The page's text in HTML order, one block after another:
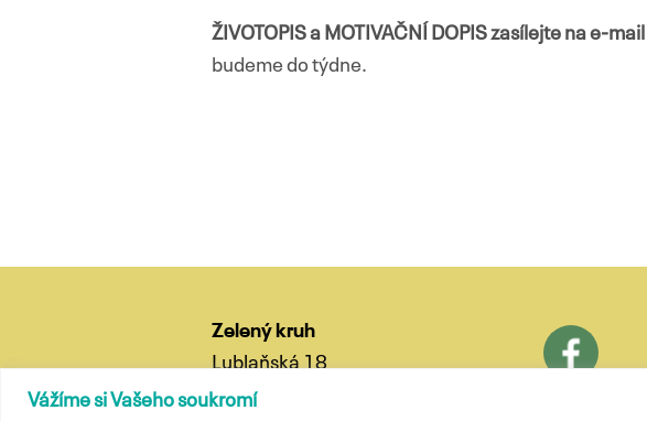
Vážíme si Vašeho soukromí
ŽIVOTOPIS a MOTIVAČNÍ DOPIS zasílejte na e-mail
budeme do týdne.
pro
příspěvky
Zelený kruh
Lublaňská 18
120 00 Praha 2